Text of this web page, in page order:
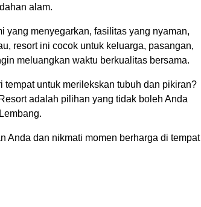
alam.
yang menyegarkan, fasilitas yang nyaman,
resort ini cocok untuk keluarga, pasangan,
meluangkan waktu berkualitas bersama.
tempat untuk merilekskan tubuh dan pikiran?
adalah pilihan yang tidak boleh Anda
Anda dan nikmati momen berharga di tempat